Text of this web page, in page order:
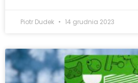
Piotr Dudek 14 grudnia 2023